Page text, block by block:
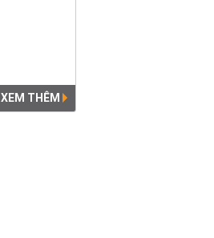
XEM THÊM